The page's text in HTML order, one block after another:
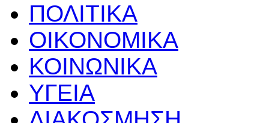
ΠΟΛΙΤΙΚΑ
ΟΙΚΟΝΟΜΙΚΑ
ΚΟΙΝΩΝΙΚΑ
ΥΓΕΙΑ